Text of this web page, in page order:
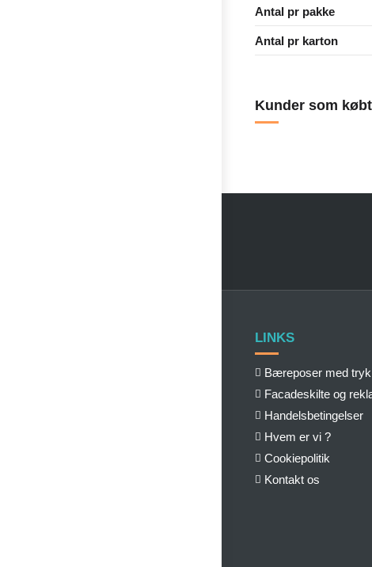
Antal pr pakke
Antal pr karton
Kunder som
LINKS
Bæreposer med tryk
Facadeskilte og
Handelsbetingelser
Hvem er vi ?
Cookiepolitik
Kontakt os